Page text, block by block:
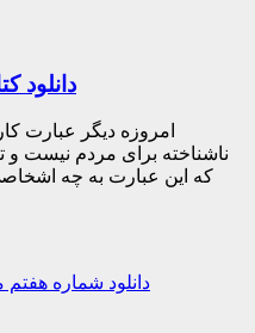
دانلود کتاب ۴۰ ایده
امروزه دیگر عبارت
ناشناخته برای مردم نیست و
که این عبارت به چه